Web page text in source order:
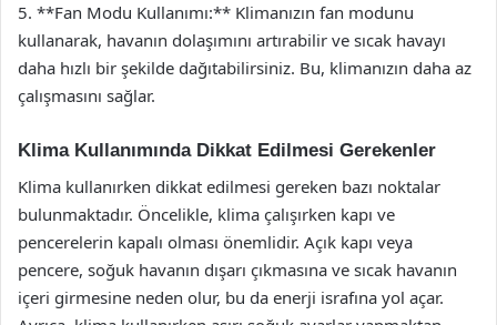
5. **Fan Modu Kullanımı:** Klimanızın fan modunu
kullanarak, havanın dolaşımını artırabilir ve sıcak havayı
daha hızlı bir şekilde dağıtabilirsiniz. Bu, klimanızın daha az
çalışmasını sağlar.
Klima Kullanımında Dikkat Edilmesi Gerekenler
Klima kullanırken dikkat edilmesi gereken bazı noktalar
bulunmaktadır. Öncelikle, klima çalışırken kapı ve
pencerelerin kapalı olması önemlidir. Açık kapı veya
pencere, soğuk havanın dışarı çıkmasına ve sıcak havanın
içeri girmesine neden olur, bu da enerji israfına yol açar.